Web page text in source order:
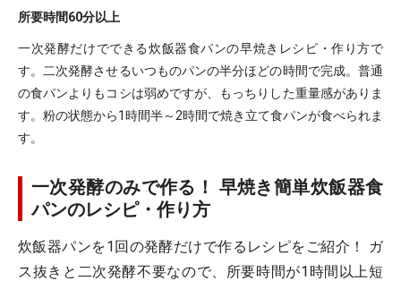
所要時間60分以上
一次発酵だけでできる炊飯器食パンの早焼きレシピ・作り方で
す。二次発酵させるいつものパンの半分ほどの時間で完成。普通
の食パンよりもコシは弱めですが、もっちりした重量感がありま
す。粉の状態から1時間半～2時間で焼き立て食パンが食べられま
す。
一次発酵のみで作る！ 早焼き簡単炊飯器食
パンのレシピ・作り方
炊飯器パンを1回の発酵だけで作るレシピをご紹介！ ガ
ス抜きと二次発酵不要なので、所要時間が1時間以上短